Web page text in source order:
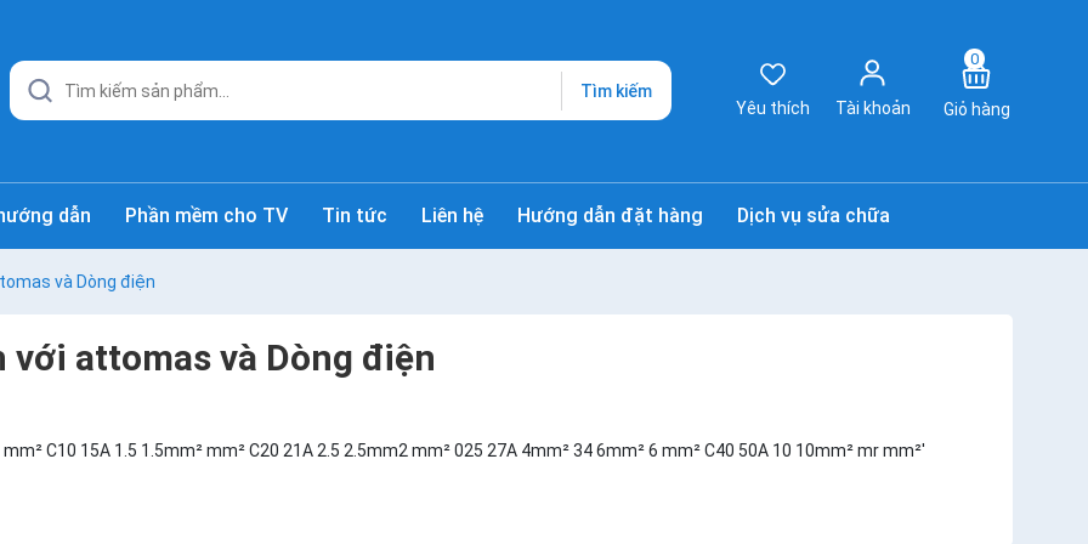
Tìm kiếm
Yêu thích
Tài khoản
0
Giỏ hàng
dẫn Phần mềm cho TV Tin tức Liên hệ Hướng dẫn đặt hàng Dịch vụ sửa chữa
và Dòng điện
attomas và Dòng điện